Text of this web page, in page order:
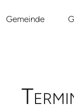
Gemeinde